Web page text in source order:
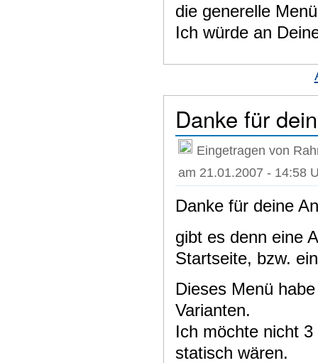
die generelle
Ich würde an
Danke für
Eingetragen von
am 21.01.2007 - 14:58
Danke für deine
gibt es denn eine
Startseite, bzw.
Dieses Menü
Varianten.
Ich möchte nicht
statisch wären.